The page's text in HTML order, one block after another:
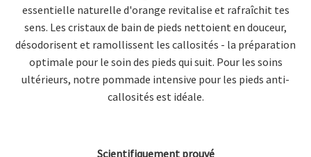
essentielle naturelle d'orange revitalise et rafraîchit tes
sens. Les cristaux de bain de pieds nettoient en douceur,
désodorisent et ramollissent les callosités - la préparation
optimale pour le soin des pieds qui suit. Pour les soins
ultérieurs, notre pommade intensive pour les pieds anti-
callosités est idéale.
Scientifiquement prouvé